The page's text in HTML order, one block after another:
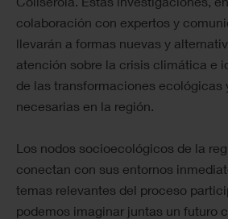
colaboración con expertos y
llevarán a formas nuevas y
atención sobre la crisis climática e
de las transformaciones ecológicas
necesarias en la región.
Los nodos socioecológicos de la
conectan con sus entornos
temas relevantes del proceso
podemos imaginar juntas un futuro